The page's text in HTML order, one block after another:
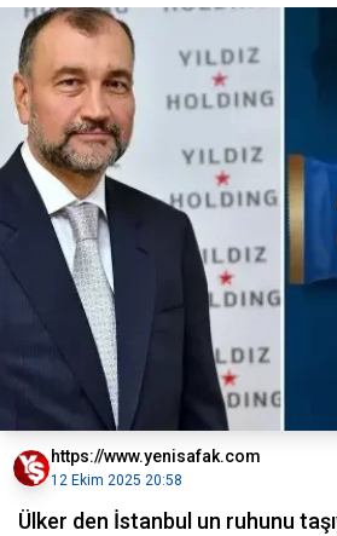
https://www.yenisafak.com
12 Ekim 2025 20:58
Ülker den İstanbul un ruhunu